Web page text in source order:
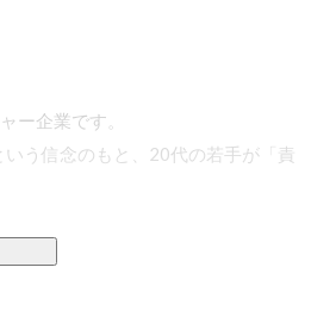
ー企業です。
う信念のもと、20代の若手が「責
す。